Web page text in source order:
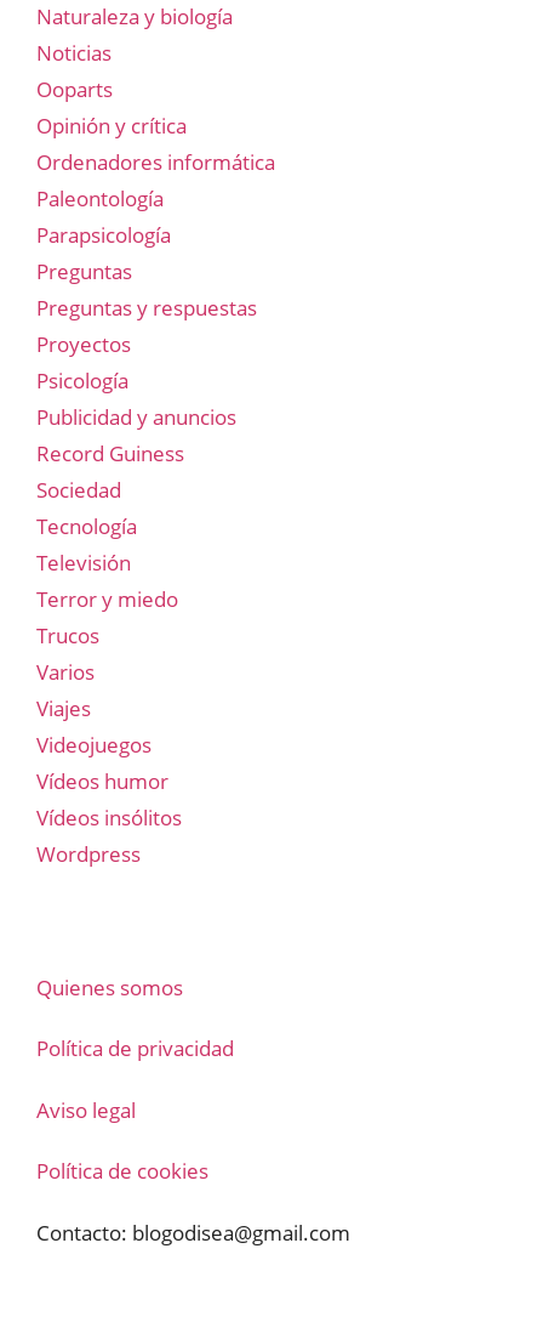
Naturaleza y biología
Noticias
Ooparts
Opinión y crítica
Ordenadores informática
Paleontología
Parapsicología
Preguntas
Preguntas y respuestas
Proyectos
Psicología
Publicidad y anuncios
Record Guiness
Sociedad
Tecnología
Televisión
Terror y miedo
Trucos
Varios
Viajes
Videojuegos
Vídeos humor
Vídeos insólitos
Wordpress
Quienes somos
Política de privacidad
Aviso legal
Política de cookies
Contacto: blogodisea@gmail.com